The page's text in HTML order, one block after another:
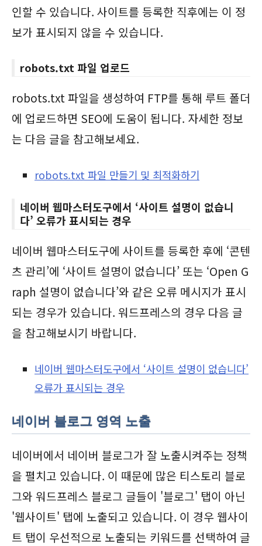
인할 수 있습니다. 사이트를 등록한 직후에는 이 정
보가 표시되지 않을 수 있습니다.
robots.txt 파일 업로드
robots.txt 파일을 생성하여 FTP를 통해 루트 폴더
에 업로드하면 SEO에 도움이 됩니다. 자세한 정보
는 다음 글을 참고해보세요.
robots.txt 파일 만들기 및 최적화하기
네이버 웹마스터도구에서 ‘사이트 설명이 없습니
다’ 오류가 표시되는 경우
네이버 웹마스터도구에 사이트를 등록한 후에 ‘콘텐
츠 관리’에 ‘사이트 설명이 없습니다’ 또는 ‘Open G
raph 설명이 없습니다’와 같은 오류 메시지가 표시
되는 경우가 있습니다. 워드프레스의 경우 다음 글
을 참고해보시기 바랍니다.
네이버 웹마스터도구에서 ‘사이트 설명이 없습니다’
오류가 표시되는 경우
네이버 블로그 영역 노출
네이버에서 네이버 블로그가 잘 노출시켜주는 정책
을 펼치고 있습니다. 이 때문에 많은 티스토리 블로
그와 워드프레스 블로그 글들이 '블로그' 탭이 아닌
'웹사이트' 탭에 노출되고 있습니다. 이 경우 웹사이
트 탭이 우선적으로 노출되는 키워드를 선택하여 글